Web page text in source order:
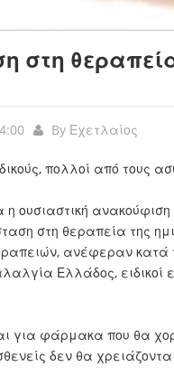
στη
By Εχετλαίος
πολλοί από τους
η ουσιαστική
στη θεραπεία της
ανέφεραν κατά
Ελλάδος, ειδικοί
για φάρμακα που θα
δεν θα